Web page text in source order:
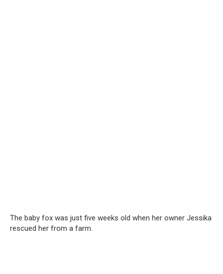
The baby fox was just five weeks old when her owner Jessika
rescued her from a farm.